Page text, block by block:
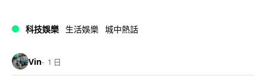
科技娛樂 生活娛樂 城中熱話
Vin 1 日